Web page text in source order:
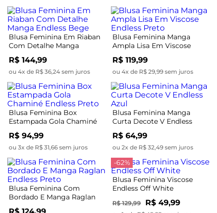
Blusa Feminina Em Riaban
Com Detalhe Manga
Endless Bege
R$ 144,99
ou 4x de R$ 36,24 sem juros
Blusa Feminina Manga
Ampla Lisa Em Viscose
Endless Preto
R$ 119,99
ou 4x de R$ 29,99 sem juros
Blusa Feminina Box
Estampada Gola Chaminé
Endless Preto
R$ 94,99
ou 3x de R$ 31,66 sem juros
Blusa Feminina Manga
Curta Decote V Endless
Azul
R$ 64,99
ou 2x de R$ 32,49 sem juros
Blusa Feminina Com
Bordado E Manga Raglan
Endless Preto
R$ 124,99
-62%
Blusa Feminina Viscose
Endless Off White
R$ 129,99 R$ 49,99